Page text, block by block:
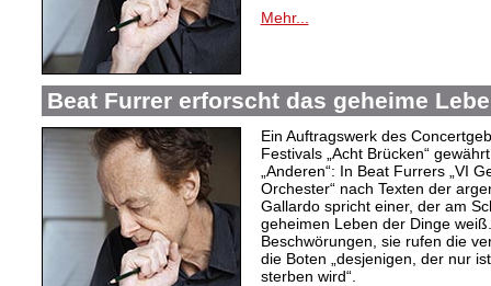
Mehr...
Beat Furrer erforscht das geheime
Ein Auftragswerk des
Festivals „Acht Brücken“
„Anderen“: In Beat Furrers „VI
Orchester“ nach Texten der
Gallardo spricht einer, der am
geheimen Leben der Dinge
Beschwörungen, sie rufen die
die Boten „desjenigen, der nur
sterben wird“.